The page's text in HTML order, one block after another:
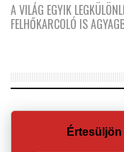
A VILÁG EGYIK
FELHŐKARCOLÓ IS